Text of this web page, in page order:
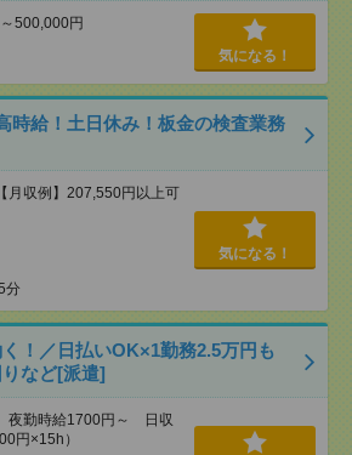
500,000円
気になる！
時給！土日休み！板金の検査業務
収例】207,550円以上可
分
気になる！
！／日払いOK×1勤務2.5万円も
など[派遣]
夜勤時給1700円～ 日収
円×15h）